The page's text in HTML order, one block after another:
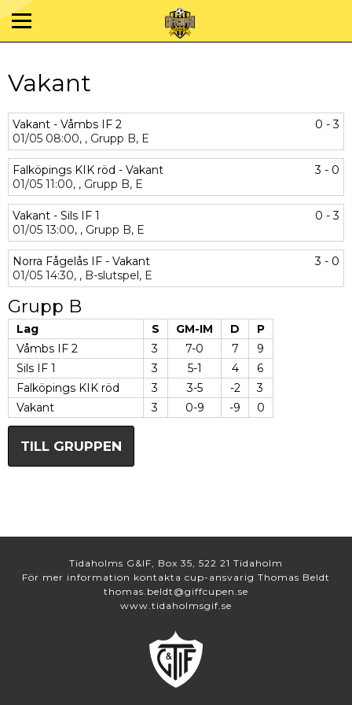
Vakant
Vakant - Våmbs IF 2
0 - 3
01/05 08:00, , Grupp B, E
Falköpings KIK röd - Vakant
3 - 0
01/05 11:00, , Grupp B, E
Vakant - Sils IF 1
0 - 3
01/05 13:00, , Grupp B, E
Norra Fågelås IF - Vakant
3 - 0
01/05 14:30, , B-slutspel, E
Grupp B
Lag S GM-IM D
P
Våmbs IF 2
3 7-0 7
9
Sils IF 1
3 5-1 4
6
Falköpings KIK röd
3 3-5 -2
3
Vakant
3 0-9 -9 0
TILL GRUPPEN
Tidaholms G&IF, Box 35, 522 21 Tidaholm
För mer information kontakta cup-ansvarig Thomas Beldt
thomas.beldt@giffcupen.se
www.tidaholmsgif.se